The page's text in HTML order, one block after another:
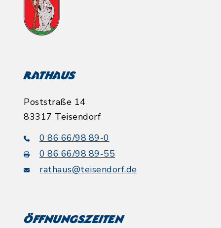
Rathaus
Poststraße 14
83317 Teisendorf
0 86 66/98 89-0
0 86 66/98 89-55
rathaus@teisendorf.de
Öffnungszeiten